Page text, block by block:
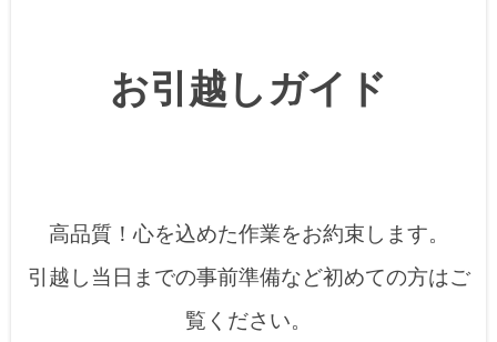
お引越しガイド
高品質！心を込めた作業をお約束します。
引越し当日までの事前準備など初めての方はご
覧ください。